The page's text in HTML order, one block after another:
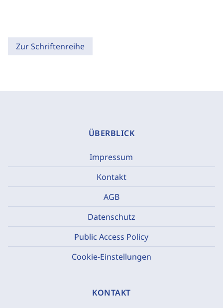
Zur Schriftenreihe
ÜBERBLICK
Impressum
Kontakt
AGB
Datenschutz
Public Access Policy
Cookie-Einstellungen
KONTAKT